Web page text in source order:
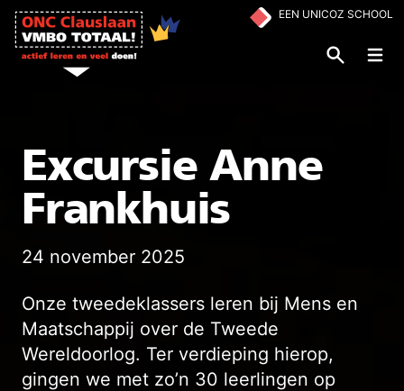
Ga naar de inhoud EEN UNICOZ SCHOOL
Excursie Anne
Frankhuis
24 november 2025
Onze tweedeklassers leren bij Mens en
Maatschappij over de Tweede
Wereldoorlog. Ter verdieping hierop,
gingen we met zo’n 30 leerlingen op